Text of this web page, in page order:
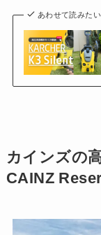
あわせて読みたい
カインズの
CAINZ